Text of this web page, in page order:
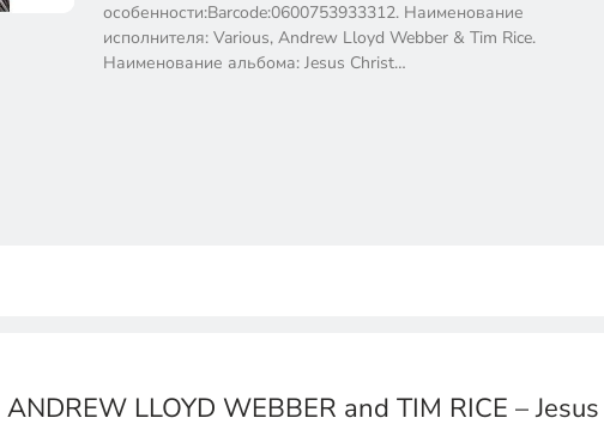
особенности:Barcode:0600753933312. Наименование
исполнителя: Various, Andrew Lloyd Webber & Tim Rice.
Наименование альбома: Jesus Christ…
LLOYD WEBBER and TIM RICE –